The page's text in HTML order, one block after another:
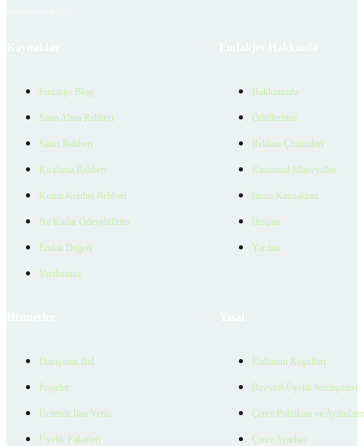
Emlakjet Blog
Satın Alma Rehberi
Satıcı Rehberi
Kiralama Rehberi
Konut Kredisi Rehberi
Ne Kadar Ödeyebilirim
Emlak Değeri
Verilerimiz
Hakkımızda
Ödüllerimiz
Reklam Çözümleri
Kurumsal Materyaller
İnsan Kaynakları
İletişim
Yardım
Danışman Bul
Projeler
Ücretsiz İlan Verin
Üyelik Paketleri
Kullanım Koşulları
Bireysel Üyelik Sözleşmesi
Çerez Politikası ve
Çerez Ayarları